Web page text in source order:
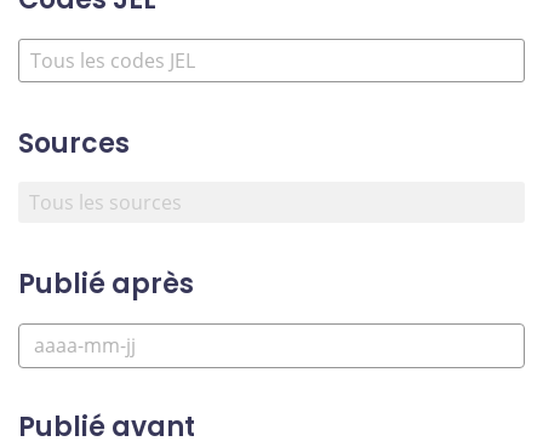
Sources
Publié après
Publié avant